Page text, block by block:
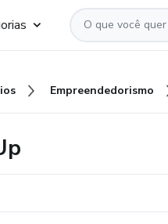
Empreendedorismo